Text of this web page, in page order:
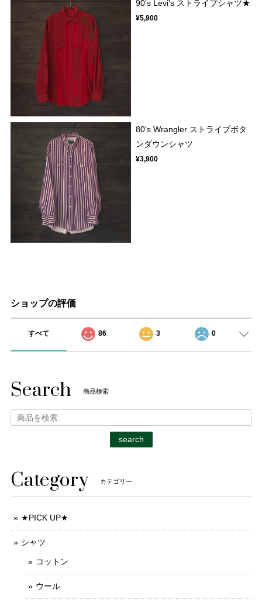
90’s Levi's ストライプシャツ★
¥5,900
80's Wrangler ストライプボタ
ンダウンシャツ
¥3,900
ショップの評価
すべて 86 3 0
Search 商品検索
search
Category カテゴリー
★PICK UP★
シャツ
コットン
ウール